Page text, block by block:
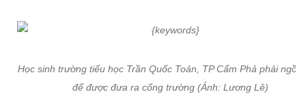
Học sinh trường tiểu học Trần Quốc Toản, TP Cẩm Phả phải ngồi
để được đưa ra cổng trường (Ảnh: Lương Lê)